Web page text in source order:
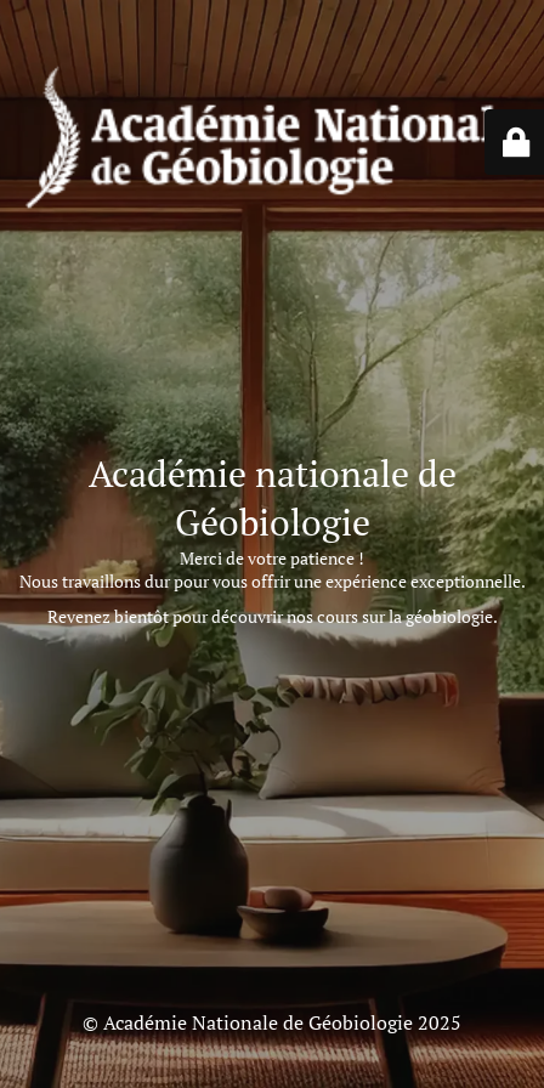
Académie nationale de
Géobiologie
Merci de votre patience !
Nous travaillons dur pour vous offrir une expérience exceptionnelle.
Revenez bientôt pour découvrir nos cours sur la géobiologie.
© Académie Nationale de Géobiologie 2025